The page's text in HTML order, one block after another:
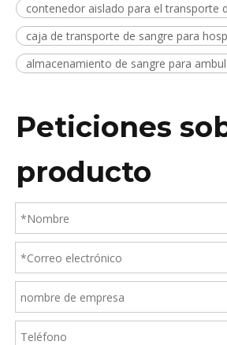
contenedor aislado para el transporte
caja de transporte de sangre para
almacenamiento de sangre para
Peticiones
producto